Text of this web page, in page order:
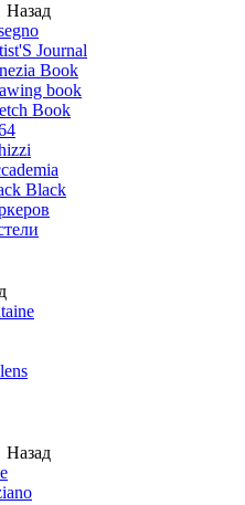
Назад
Journal
Book
book
Book
Black
Назад